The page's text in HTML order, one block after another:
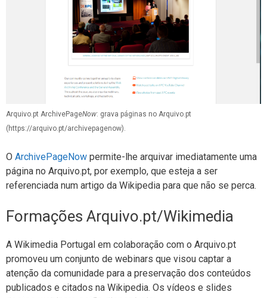
Arquivo.pt ArchivePageNow: grava páginas no Arquivo.pt
(https://arquivo.pt/archivepagenow).
O ArchivePageNow permite-lhe arquivar imediatamente uma
página no Arquivo.pt, por exemplo, que esteja a ser
referenciada num artigo da Wikipedia para que não se perca.
Formações Arquivo.pt/Wikimedia
A Wikimedia Portugal em colaboração com o Arquivo.pt
promoveu um conjunto de webinars que visou captar a
atenção da comunidade para a preservação dos conteúdos
publicados e citados na Wikipedia. Os vídeos e slides